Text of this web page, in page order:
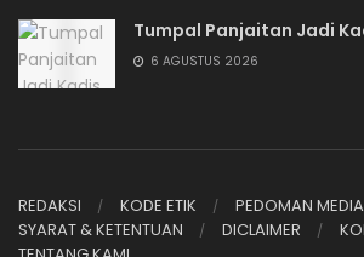
Tumpal Panjaitan Jadi
6 AGUSTUS 2026
REDAKSI KODE ETIK
PEDOMAN
SYARAT & KETENTUAN
DICLAIMER